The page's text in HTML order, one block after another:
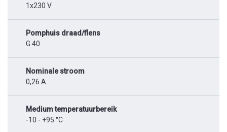
1x230 V
Pomphuis draad/flens
G 40
Nominale stroom
0,26 A
Medium temperatuurbereik
-10 - +95 °C